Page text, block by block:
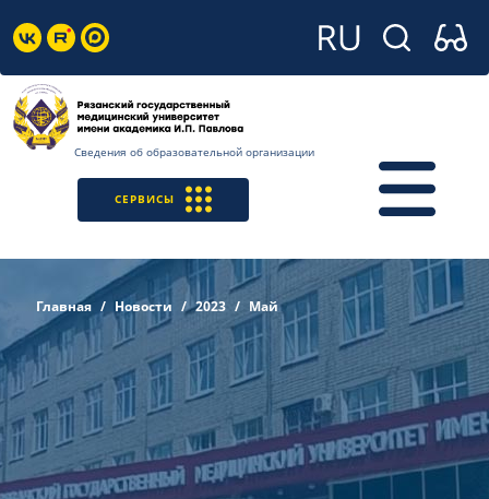
Сведения об образовательной организации
СЕРВИСЫ
Главная Новости 2023 Май